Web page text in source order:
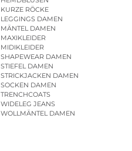
KURZE RÖCKE
LEGGINGS DAMEN
MÄNTEL DAMEN
MAXIKLEIDER
MIDIKLEIDER
SHAPEWEAR DAMEN
STIEFEL DAMEN
STRICKJACKEN DAMEN
SOCKEN DAMEN
TRENCHCOATS
WIDELEG JEANS
WOLLMÄNTEL DAMEN